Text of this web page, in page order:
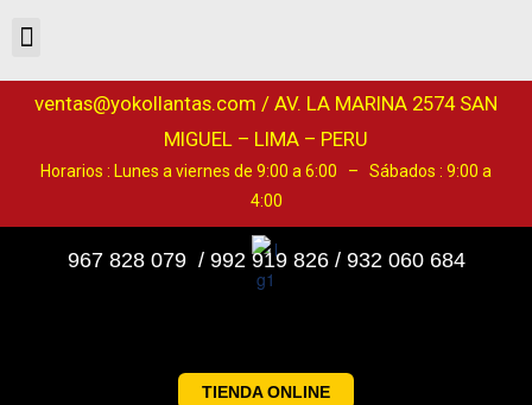
ventas@yokollantas.com / AV. LA MARINA 2574 SAN
MIGUEL – LIMA – PERU
Horarios : Lunes a viernes de 9:00 a 6:00 – Sábados : 9:00 a
4:00
967 828 079 / 992 919 826 / 932 060 684
TIENDA ONLINE